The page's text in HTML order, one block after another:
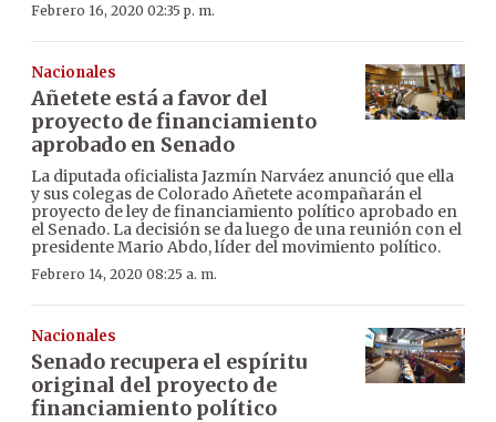
Febrero 16, 2020 02:35 p. m.
Nacionales
Añetete está a favor del
proyecto de financiamiento
aprobado en Senado
La diputada oficialista Jazmín Narváez anunció que ella
y sus colegas de Colorado Añetete acompañarán el
proyecto de ley de financiamiento político aprobado en
el Senado. La decisión se da luego de una reunión con el
presidente Mario Abdo, líder del movimiento político.
Febrero 14, 2020 08:25 a. m.
Nacionales
Senado recupera el espíritu
original del proyecto de
financiamiento político